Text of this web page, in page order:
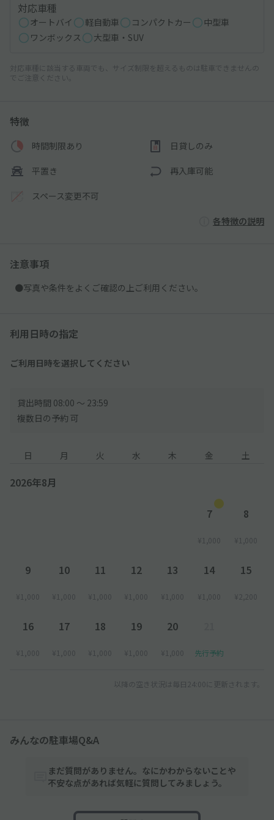
対応車種
オートバイ 軽自動車 コンパクトカー
中型車
ワンボックス
大型車・SUV
対応車種に該当する車両でも、サイズ制限を超えるものは駐車できませんの
でご注意ください。
特徴
時間制限あり 日貸しのみ
平置き 再入庫可能
スペース変更不可
各特徴の説明
注意事項
●写真や条件をよくご確認の上ご利用ください。
利用日時の指定
ご利用日時を選択してください
貸出時間 08:00 〜 23:59
複数日の予約 可
日 月 火 水 木 金 土
2026年8月
7
¥1,000
8
¥1,000
9
¥1,000
10
¥1,000
11
¥1,000
12
¥1,000
13
¥1,000
14
¥1,000
15
¥2,200
16
¥1,000
17
¥1,000
18
¥1,000
19
¥1,000
20
¥1,000 先行予約
以降の空き状況は毎日24:00に更新されます。
みんなの駐車場Q&A
まだ質問がありません。なにかわからないことや
不安な点があれば気軽に質問してみましょう。